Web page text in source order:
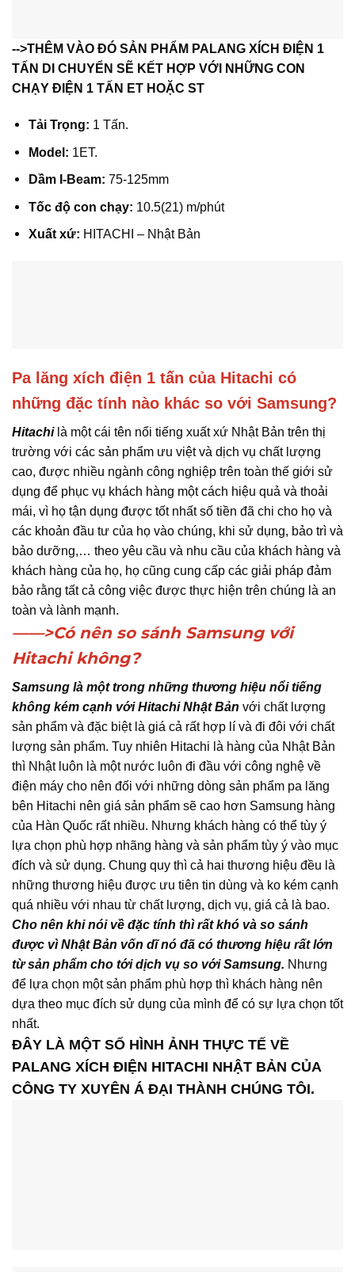
-->THÊM VÀO ĐÓ SẢN PHẨM PALANG XÍCH ĐIỆN 1
TẤN DI CHUYỂN SẼ KẾT HỢP VỚI NHỮNG CON
CHẠY ĐIỆN 1 TẤN ET HOẶC ST
Tải Trọng: 1 Tấn.
Model: 1ET.
Dầm I-Beam: 75-125mm
Tốc độ con chạy: 10.5(21) m/phút
Xuất xứ: HITACHI – Nhật Bản
Pa lăng xích điện 1 tấn của Hitachi có
những đặc tính nào khác so với Samsung?
Hitachilà một cái tên nổi tiếng xuất xứ Nhật Bản trên thị
trường với các sản phẩm ưu việt và dịch vụ chất lượng
cao, được nhiều ngành công nghiệp trên toàn thế giới sử
dụng để phục vụ khách hàng một cách hiệu quả và thoải
mái, vì họ tận dụng được tốt nhất số tiền đã chi cho họ và
các khoản đầu tư của họ vào chúng, khi sử dụng, bảo trì và
bảo dưỡng,… theo yêu cầu và nhu cầu của khách hàng và
khách hàng của họ, họ cũng cung cấp các giải pháp đảm
bảo rằng tất cả công việc được thực hiện trên chúng là an
toàn và lành mạnh.
——>Có nên so sánh Samsung với
Hitachi không?
Samsung là một trong những thương hiệu nổi tiếng
không kém cạnh với Hitachi Nhật Bản với chất lượng
sản phẩm và đặc biệt là giá cả rất hợp lí và đi đôi với chất
lượng sản phẩm. Tuy nhiên Hitachi là hàng của Nhật Bản
thì Nhật luôn là một nước luôn đi đầu với công nghệ về
điện máy cho nên đối với những dòng sản phẩm pa lăng
bên Hitachi nên giá sản phẩm sẽ cao hơn Samsung hàng
của Hàn Quốc rất nhiều. Nhưng khách hàng có thể tùy ý
lựa chọn phù hợp nhãng hàng và sản phẩm tùy ý vào mục
đích và sử dụng. Chung quy thì cả hai thương hiệu đều là
những thương hiệu được ưu tiên tin dùng và ko kém cạnh
quá nhiều với nhau từ chất lượng, dịch vụ, giá cả là bao.
Cho nên khi nói về đặc tính thì rất khó và so sánh
được vì Nhật Bản vốn dĩ nó đã có thương hiệu rất lớn
từ sản phẩm cho tới dịch vụ so với Samsung. Nhưng
để lựa chọn một sản phẩm phù hợp thì khách hàng nên
dựa theo mục đích sử dụng của mình để có sự lựa chọn tốt
nhất.
ĐÂY LÀ MỘT SỐ HÌNH ẢNH THỰC TẾ VỀ
PALANG XÍCH ĐIỆN HITACHI NHẬT BẢN CỦA
CÔNG TY XUYÊN Á ĐẠI THÀNH CHÚNG TÔI.